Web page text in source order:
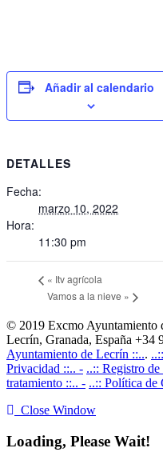
Añadir al calendario
DETALLES
Fecha:
marzo 10, 2022
Hora:
11:30 pm
« Itv agrícola
Vamos a la nieve »
© 2019 Excmo Ayuntamiento
Lecrín, Granada, España +34
Ayuntamiento de Lecrín ::...
Privacidad ::.. - ..:: Registro
tratamiento ::.. - ..:: Política de
Close Window
Loading, Please Wait!